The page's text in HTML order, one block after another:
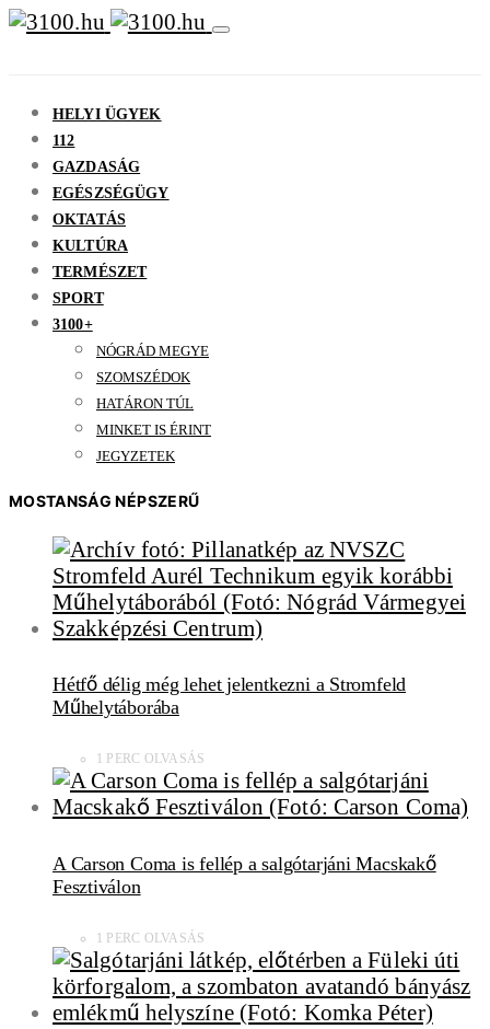
HELYI ÜGYEK
112
GAZDASÁG
EGÉSZSÉGÜGY
OKTATÁS
KULTÚRA
TERMÉSZET
SPORT
3100+
NÓGRÁD MEGYE
SZOMSZÉDOK
HATÁRON TÚL
MINKET IS ÉRINT
JEGYZETEK
MOSTANSÁG NÉPSZERŰ
Hétfő délig még lehet jelentkezni a Stromfeld
Műhelytáborába
1 PERC OLVASÁS
A Carson Coma is fellép a salgótarjáni Macskakő
Fesztiválon
1 PERC OLVASÁS